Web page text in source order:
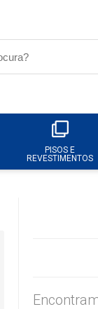
PISOS E
REVESTIMENTOS